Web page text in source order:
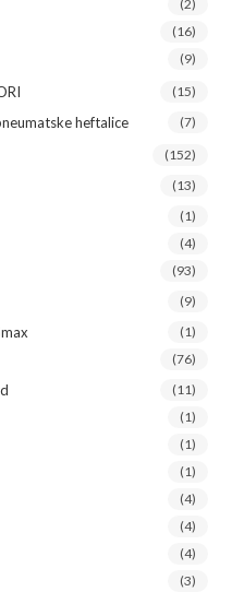
(2)
(16)
(9)
(15)
heftalice (7)
(152)
(13)
(1)
(4)
(93)
(9)
(1)
(76)
(11)
(1)
(1)
(1)
(4)
(4)
(4)
(3)